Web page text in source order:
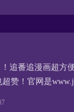
！追番追漫画超方
赞！官网是